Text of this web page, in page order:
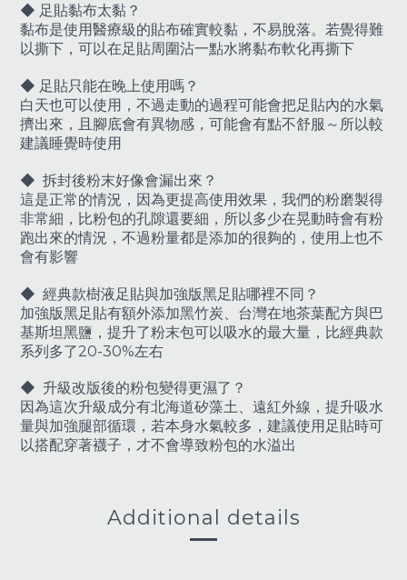
◆ 足貼黏布太黏？
黏布是使用醫療級的貼布確實較黏，不易脫落。若覺得難
以撕下，可以在足貼周圍沾一點水將黏布軟化再撕下
◆ 足貼只能在晚上使用嗎？
白天也可以使用，不過走動的過程可能會把足貼內的水氣
擠出來，且腳底會有異物感，可能會有點不舒服～所以較
建議睡覺時使用
◆ 拆封後粉末好像會漏出來？
這是正常的情況，因為更提高使用效果，我們的粉磨製得
非常細，比粉包的孔隙還要細，所以多少在晃動時會有粉
跑出來的情況，不過粉量都是添加的很夠的，使用上也不
會有影響
◆ 經典款樹液足貼與加強版黑足貼哪裡不同？
加強版黑足貼有額外添加黑竹炭、台灣在地茶葉配方與巴
基斯坦黑鹽，提升了粉末包可以吸水的最大量，比經典款
系列多了20-30%左右
◆ 升級改版後的粉包變得更濕了？
因為這次升級成分有北海道矽藻土、遠紅外線，提升吸水
量與加強腿部循環，若本身水氣較多，建議使用足貼時可
以搭配穿著襪子，才不會導致粉包的水溢出
Additional details